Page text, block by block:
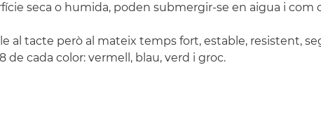
seca o humida, poden submergir-se en aigua i
al tacte però al mateix temps fort, estable, resistent,
de cada color: vermell, blau, verd i groc.